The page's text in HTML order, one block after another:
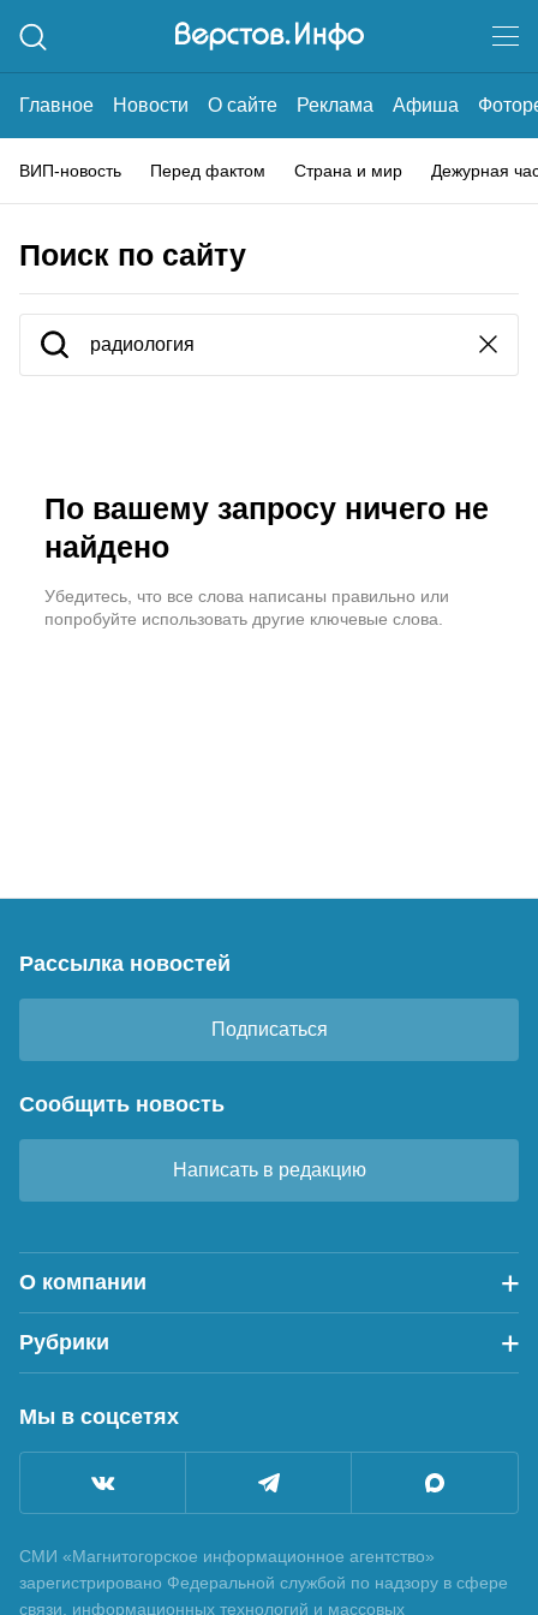
Главное Новости О сайте Реклама Афиша
ВИП-новость Перед фактом Страна и мир Дежурная
Поиск по сайту
По вашему запросу ничего не
найдено
Убедитесь, что все слова написаны правильно или
попробуйте использовать другие ключевые слова.
Рассылка новостей
Подписаться
Сообщить новость
Написать в редакцию
О компании
Рубрики
Мы в соцсетях
СМИ «Магнитогорское информационное агентство»
зарегистрировано Федеральной службой по надзору в сфере
связи, информационных технологий и массовых